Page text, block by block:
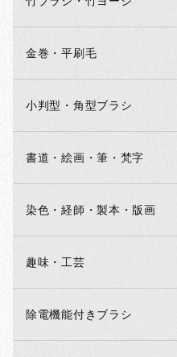
金巻・平刷毛
小判型・角型ブラシ
書道・絵画・筆・梵字
染色・経師・製本・版画
趣味・工芸
除電機能付きブラシ